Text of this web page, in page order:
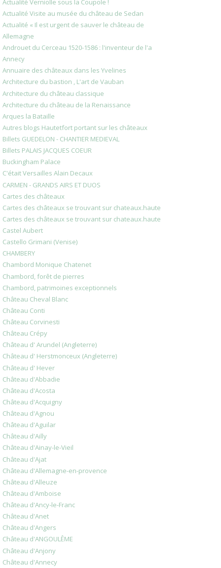
Actualité Visite au musée du château de Sedan
Actualité « Il est urgent de sauver le château de
Allemagne
Androuet du Cerceau 1520-1586 : l'inventeur de l'a
Annecy
Annuaire des châteaux dans les Yvelines
Architecture du bastion , L'art de Vauban
Architecture du château classique
Architecture du château de la Renaissance
Arques la Bataille
Autres blogs Hautetfort portant sur les châteaux
Billets GUEDELON - CHANTIER MEDIEVAL
Billets PALAIS JACQUES COEUR
Buckingham Palace
C'était Versailles Alain Decaux
CARMEN - GRANDS AIRS ET DUOS
Cartes des châteaux
Cartes des châteaux se trouvant sur chateaux.haute
Cartes des châteaux se trouvant sur chateaux.haute
Castel Aubert
Castello Grimani (Venise)
CHAMBERY
Chambord Monique Chatenet
Chambord, forêt de pierres
Chambord, patrimoines exceptionnels
Château Cheval Blanc
Château Conti
Château Corvinesti
Château Crépy
Château d' Arundel (Angleterre)
Château d' Herstmonceux (Angleterre)
Château d' Hever
Château d'Abbadie
Château d'Acosta
Château d'Acquigny
Château d'Agnou
Château d'Aguilar
Château d'Ailly
Château d'Ainay-le-Vieil
Château d'Ajat
Château d'Allemagne-en-provence
Château d'Alleuze
Château d'Amboise
Château d'Ancy-le-Franc
Château d'Anet
Château d'Angers
Château d'ANGOULÊME
Château d'Anjony
Château d'Annecy